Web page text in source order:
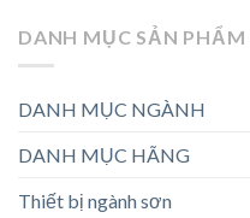
DANH MỤC SẢN PHẨM
DANH MỤC NGÀNH
DANH MỤC HÃNG
Thiết bị ngành sơn